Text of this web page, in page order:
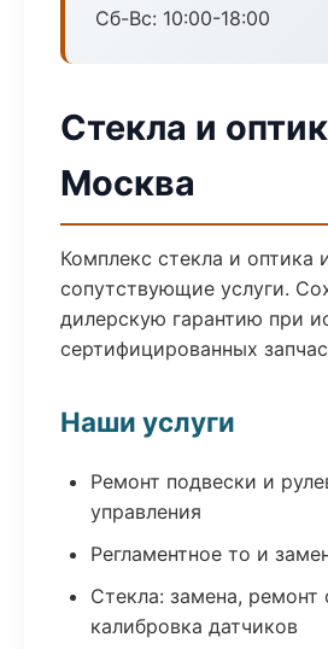
Сб-Вс: 10:00-18:00
Стекла и
Москва
Комплекс стекла и оптика
сопутствующие услуги.
дилерскую гарантию при
сертифицированных
Наши услуги
Ремонт подвески и
управления
Регламентное то и
Стекла: замена, ремонт
калибровка датчиков